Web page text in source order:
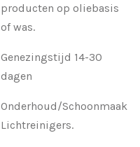
producten op oliebasis
of was.
Genezingstijd 14-30
dagen
Onderhoud/Schoonmaak
Lichtreinigers.